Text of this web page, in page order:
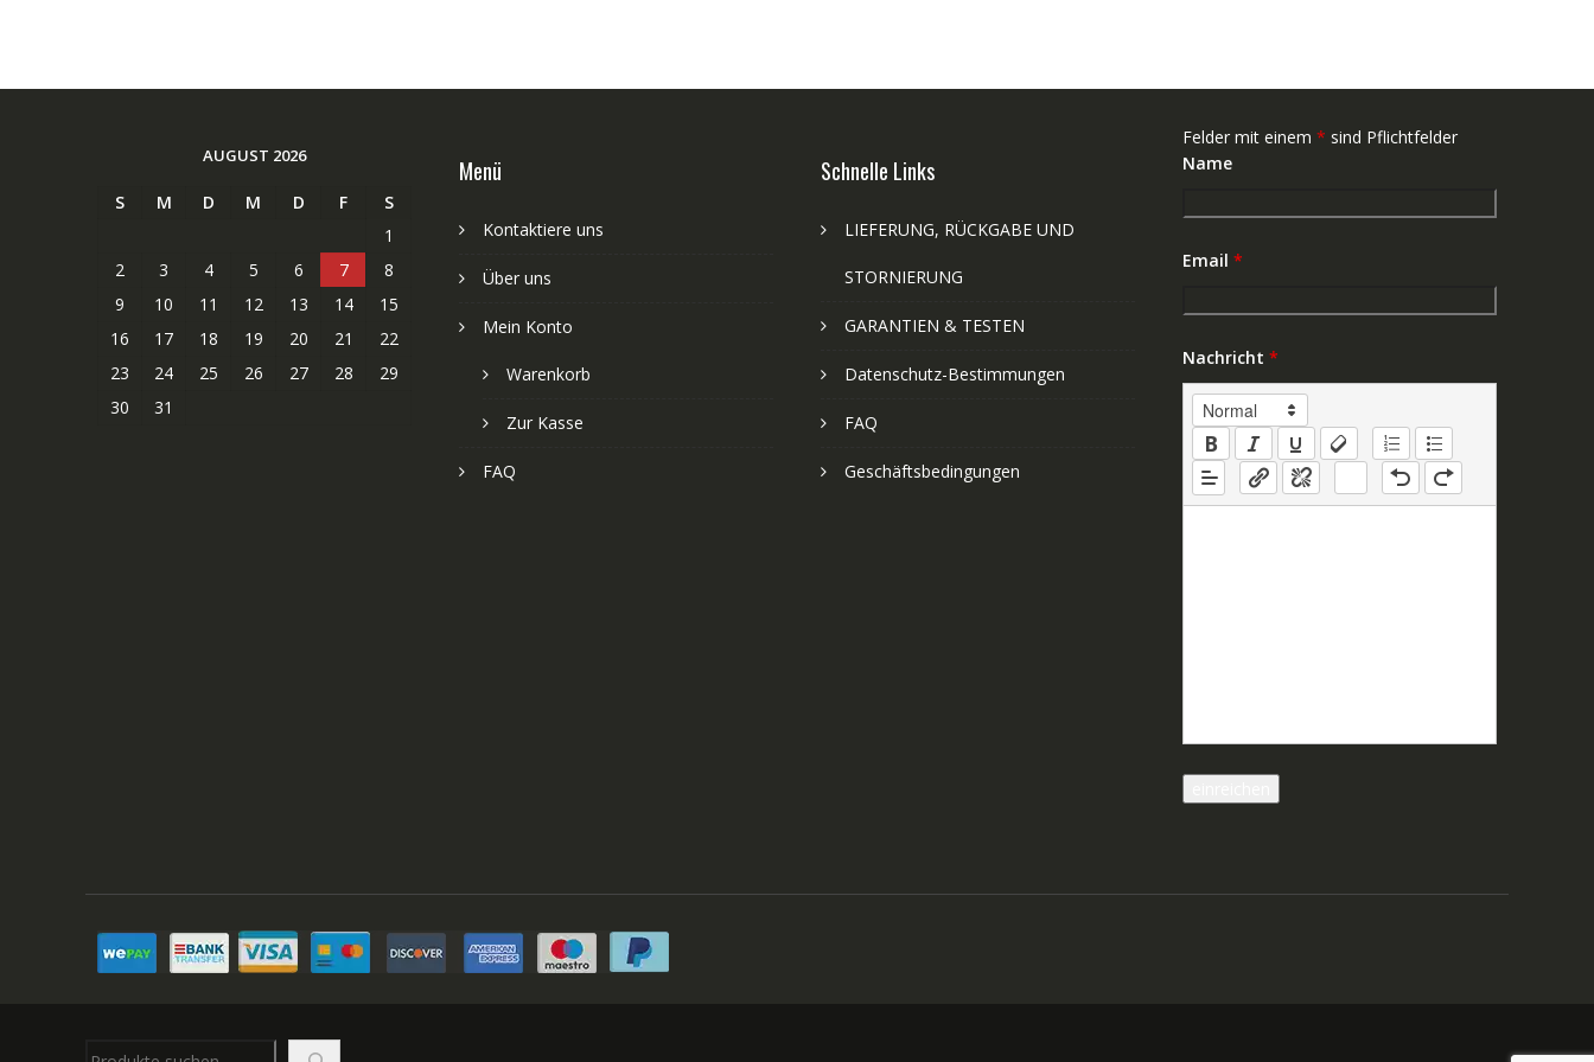
AUGUST 2026
S M D M D F
S
1
2
3 4 5 6 7
8
9
10 11 12 13 14
15
16
17 18 19 20 21
22
23
24 25 26 27 28
29
30
31
Menü
Kontaktiere uns
Über uns
Mein Konto
Warenkorb
Zur Kasse
FAQ
Schnelle Links
LIEFERUNG, RÜCKGABE UND
STORNIERUNG
GARANTIEN & TESTEN
Datenschutz-Bestimmungen
FAQ
Geschäftsbedingungen
Felder mit einem * sind Pflichtfelder
Name
Email *
Nachricht *
Suchen